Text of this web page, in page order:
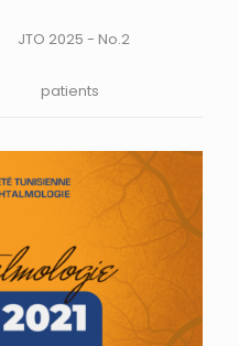
JTO 2025 - No.2
patients